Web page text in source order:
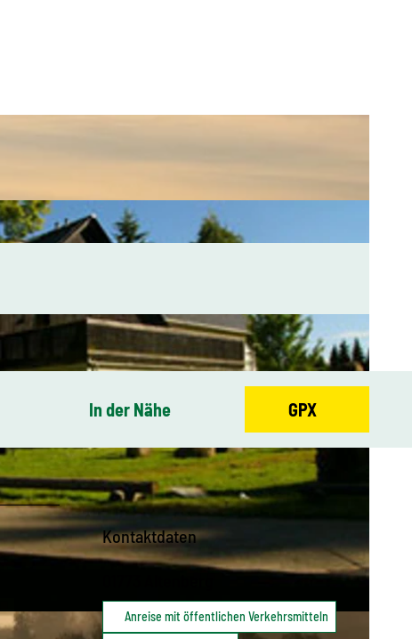
In der Nähe GPX
Kontaktdaten
Anreise mit öffentlichen Verkehrsmitteln